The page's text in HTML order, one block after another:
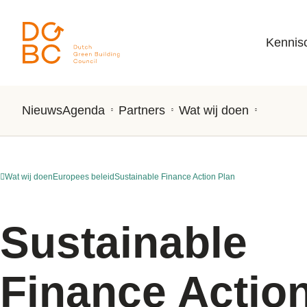
NieuwsAgenda Partners Wat wij doen
Wat wij doen Europees beleidSustainable Finance Action Plan
Sustainable
Finance